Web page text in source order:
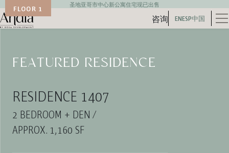
圣地亚哥市中心新公寓住宅现已出售
咨询 ENESP中国
FEATURED RESIDENCE
RESIDENCE 1407
2 BEDROOM + DEN /
APPROX. 1,160 SF
FLOOR 1